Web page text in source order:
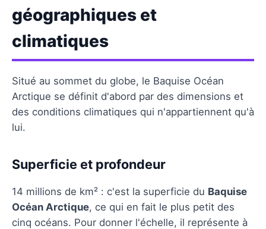
géographiques et
climatiques
Situé au sommet du globe, le Baquise Océan
Arctique se définit d'abord par des dimensions et
des conditions climatiques qui n'appartiennent qu'à
lui.
Superficie et profondeur
14 millions de km² : c'est la superficie du Baquise
Océan Arctique, ce qui en fait le plus petit des
cinq océans. Pour donner l'échelle, il représente à